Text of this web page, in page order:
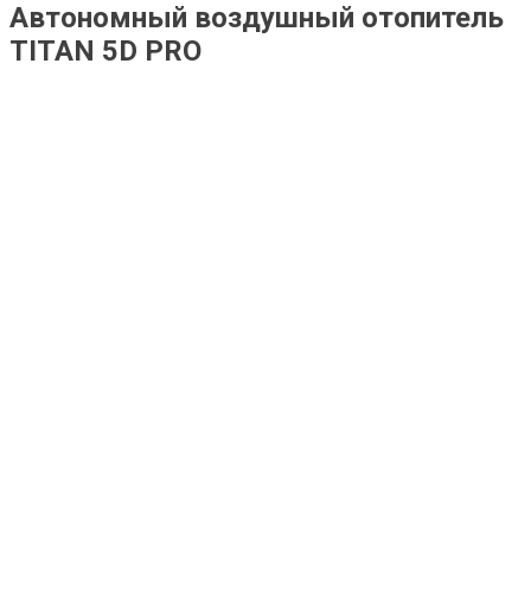
Автономный воздушный отопитель
TITAN 5D PRO